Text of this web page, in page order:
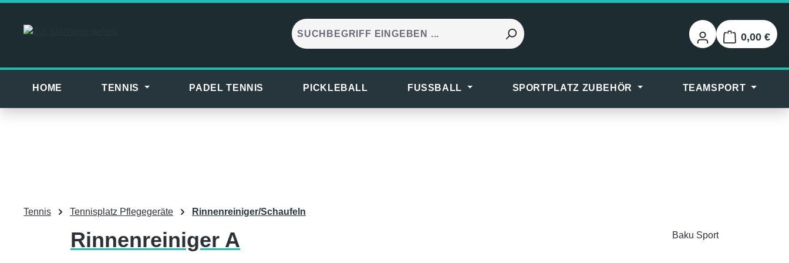
0,00 €
HOME TENNIS PADEL TENNIS PICKLEBALL FUSSBALL SPORTPLATZ ZUBEHÖR TEAMSPORT
Tennis Tennisplatz Pflegegeräte Rinnenreiniger/Schaufeln
Rinnenreiniger A Baku Sport